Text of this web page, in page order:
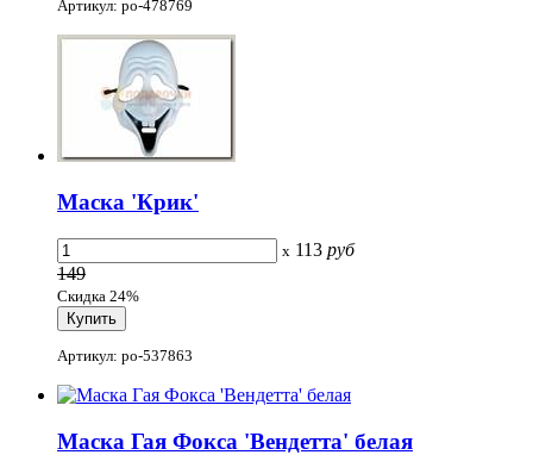
Артикул: po-478769
Маска 'Крик'
x 113 руб
149
Скидка 24%
Артикул: po-537863
Маска Гая Фокса 'Вендетта' белая